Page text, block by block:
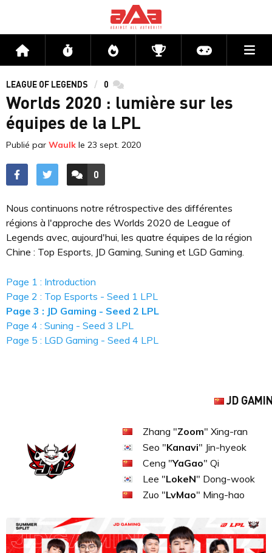
Accueil Flux Directs CompétitionsActu jeux
LEAGUE OF LEGENDS 0 commentaires
Worlds 2020 : lumière sur les
équipes de la LPL
Publié par Waulk le 23 sept. 2020
ACCÉDER AUX
0
COMMENTAIRES
Nous continuons notre rétrospective des différentes
régions à l'approche des Worlds 2020 de League of
Legends avec, aujourd'hui, les quatre équipes de la région
Chine : Top Esports, JD Gaming, Suning et LGD Gaming.
Page 1 : Introduction
Page 2 : Top Esports - Seed 1 LPL
Page 3 : JD Gaming - Seed 2 LPL
Page 4 : Suning - Seed 3 LPL
Page 5 : LGD Gaming - Seed 4 LPL
JD
Zhang "Zoom" Xing-ran
Seo "Kanavi" Jin-hyeok
Ceng "YaGao" Qi
Lee "LokeN" Dong-wook
Zuo "LvMao" Ming-hao